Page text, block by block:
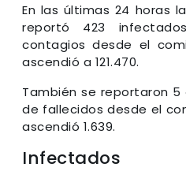
En las últimas 24 horas
reportó 423
contagios desde el
ascendió a 121.470.
También se reportaron
de fallecidos desde el
ascendió 1.639.
Infectados